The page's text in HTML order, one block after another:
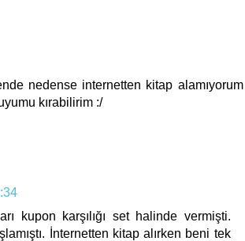
nedense internetten kitap alamıyorum
kırabilirim :/
kupon karşılığı set halinde vermişti.
İnternetten kitap alırken beni tek